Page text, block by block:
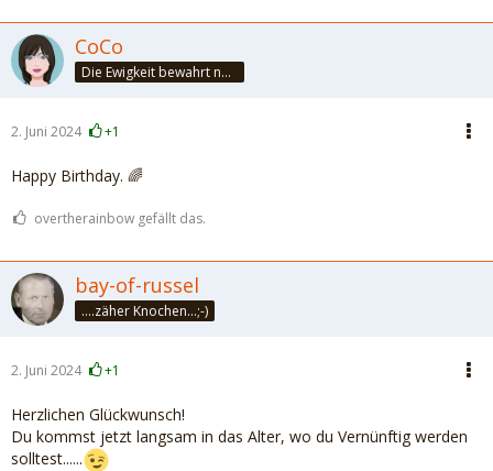
CoCo
Die Ewigkeit bewahrt nur die Liebe, weil sie von gleicher Natur ist. ~Khalil Gibran~
2. Juni 2024 +1
Happy Birthday. 🌈
overtherainbow gefällt das.
bay-of-russel
....zäher Knochen...;-)
2. Juni 2024 +1
Herzlichen Glückwunsch!
Du kommst jetzt langsam in das Alter, wo du Vernünftig werden
solltest......